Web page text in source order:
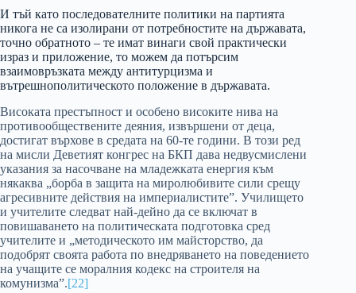
И тъй като последователните политики на партията
никога не са изолирани от потребностите на държавата,
точно обратното – те имат винаги свой практически
израз и приложение, то можем да потърсим
взаимовръзката между антитурцизма и
вътрешнополитическото положение в държавата.
Високата престъпност и особено високите нива на
противообществените деяния, извършени от деца,
достигат върхове в средата на 60-те години. В този ред
на мисли Деветият конгрес на БКП дава недвусмислени
указания за насочване на младежката енергия към
някаква „борба в защита на миролюбивите сили срещу
агресивните действия на империалистите”. Училището
и учителите следват най-дейно да се включат в
повишаването на политическата подготовка сред
учителите и „методическото им майсторство, да
подобрят своята работа по внедряването на поведението
на учащите се моралния кодекс на строителя на
комунизма”.[22]